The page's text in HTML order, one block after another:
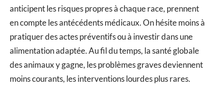
anticipent les risques propres à chaque race, prennent
en compte les antécédents médicaux. On hésite moins à
pratiquer des actes préventifs ou à investir dans une
alimentation adaptée. Au fil du temps, la santé globale
des animaux y gagne, les problèmes graves deviennent
moins courants, les interventions lourdes plus rares.